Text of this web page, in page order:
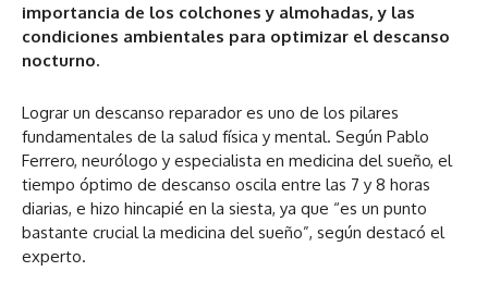
importancia de los colchones y almohadas, y las
condiciones ambientales para optimizar el descanso
nocturno.
Lograr un descanso reparador es uno de los pilares
fundamentales de la salud física y mental. Según Pablo
Ferrero, neurólogo y especialista en medicina del sueño, el
tiempo óptimo de descanso oscila entre las 7 y 8 horas
diarias, e hizo hincapié en la siesta, ya que “es un punto
bastante crucial la medicina del sueño”, según destacó el
experto.